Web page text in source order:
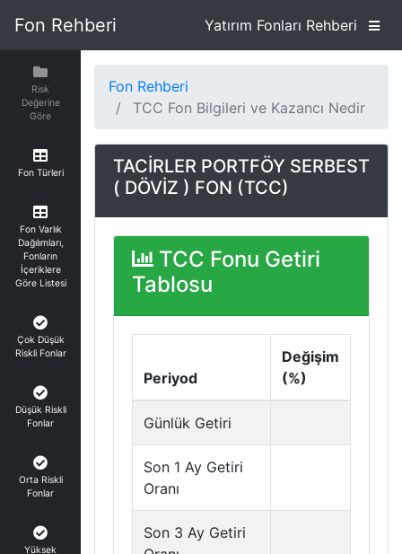
Fon Rehberi Yatırım Fonları Rehberi
Risk
Değerine
Göre
Fon Türleri
Fon Varlık
Dağılımları,
Fonların
İçeriklere
Göre Listesi
Çok Düşük
Riskli Fonlar
Düşük Riskli
Fonlar
Orta Riskli
Fonlar
Yüksek
Fon Rehberi
TCC Fon Bilgileri ve Kazancı Nedir
TACİRLER PORTFÖY SERBEST
( DÖVİZ ) FON (TCC)
TCC Fonu Getiri
Tablosu
Periyod
Değişim
(%)
Günlük Getiri
Son 1 Ay Getiri
Oranı
Son 3 Ay Getiri